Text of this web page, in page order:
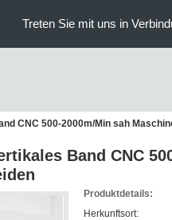
Treten Sie mit uns in
CNC 500-2000m/Min sah
Band CNC
Produktdetails:
Herkunftsort: